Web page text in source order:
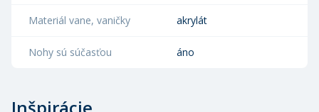
Materiál vane, vaničky akrylát
Nohy sú súčasťou áno